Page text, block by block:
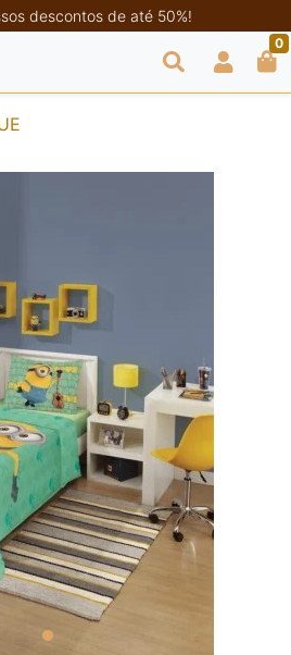
descontos de até 50%!
0